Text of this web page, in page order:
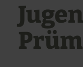
Prüm